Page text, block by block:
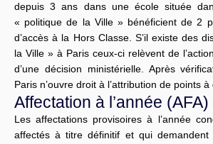
depuis 3 ans dans une école située
« politique de la Ville » bénéficient de 2
d’accès à la Hors Classe. S’il existe des
la Ville » à Paris ceux-ci relèvent de
d’une décision ministérielle. Après
Paris n’ouvre droit à l’attribution de points à
Affectation à l’année (AFA)
Les affectations provisoires à l’année
affectés à titre définitif et qui demandent